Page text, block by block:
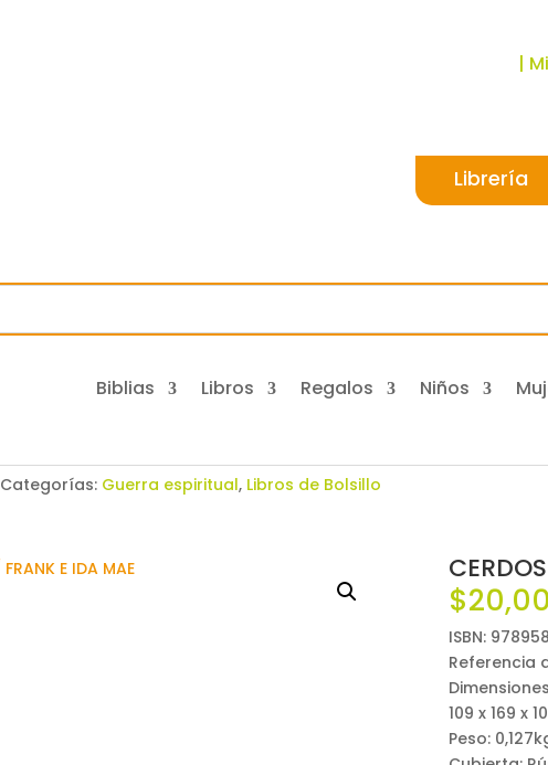
|
Librería
Biblias Libros Regalos Niños
Categorías: Guerra espiritual, Libros de Bolsillo
$
ISBN:
Referencia
109 x 169 x
Peso: